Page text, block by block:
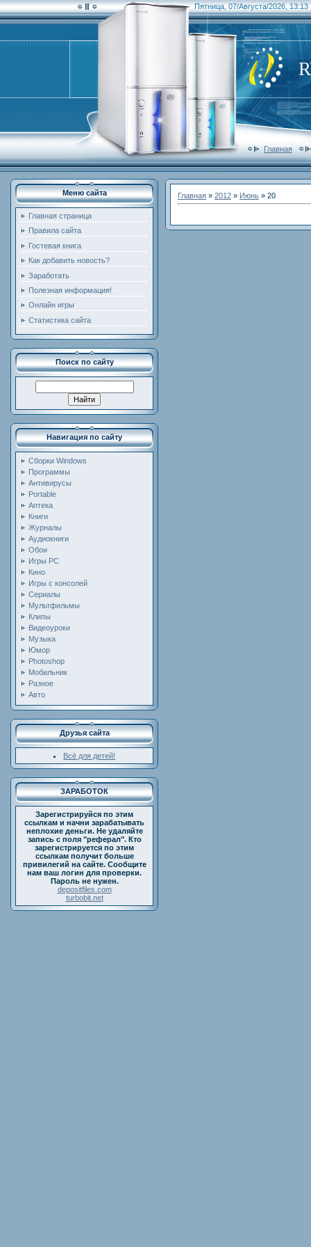
Пятница, 07/Августа/2026, 13:13
Главная
Меню сайта
Главная страница
Правила сайта
Гостевая книга
Как добавить новость?
Заработать
Полезная информация!
Онлайн игры
Статистика сайта
Поиск по сайту
Навигация по сайту
Сборки Windows
Программы
Антивирусы
Portable
Аптека
Книги
Журналы
Аудиокниги
Обои
Игры PC
Кино
Игры с консолей
Сериалы
Мультфильмы
Клипы
Видеоуроки
Музыка
Юмор
Photoshop
Мобильник
Разное
Авто
Друзья сайта
Всё для детей!
ЗАРАБОТОК
Зарегистрируйся по этим
ссылкам и начни зарабатывать
неплохие деньги. Не удаляйте
запись с поля "реферал". Кто
зарегистрируется по этим
ссылкам получит больше
привилегий на сайте. Сообщите
нам ваш логин для проверки.
Пароль не нужен.
depositfiles.com
turbobit.net
Главная » 2012 » Июнь » 20